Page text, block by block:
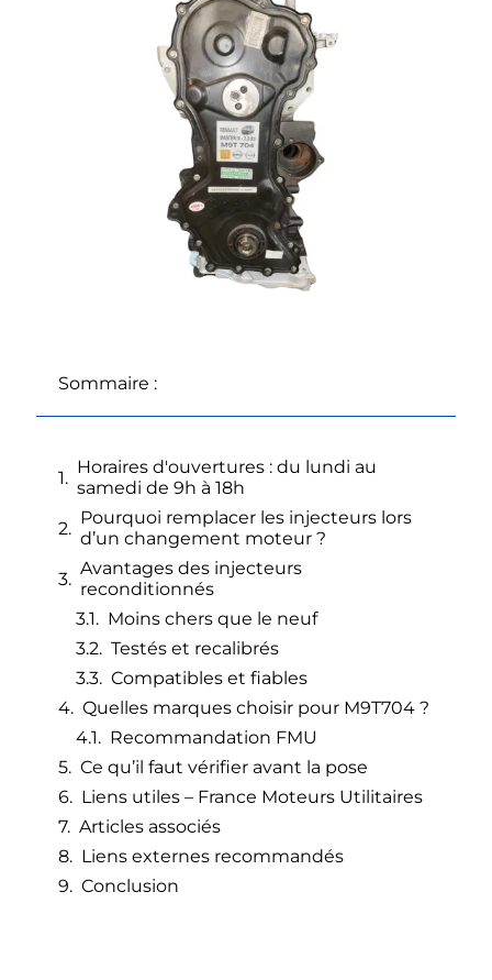
Sommaire :
Horaires d'ouvertures : du lundi au
samedi de 9h à 18h
Pourquoi remplacer les injecteurs lors
d’un changement moteur ?
Avantages des injecteurs
reconditionnés
Moins chers que le neuf
Testés et recalibrés
Compatibles et fiables
Quelles marques choisir pour M9T704 ?
Recommandation FMU
Ce qu’il faut vérifier avant la pose
Liens utiles – France Moteurs Utilitaires
Articles associés
Liens externes recommandés
Conclusion